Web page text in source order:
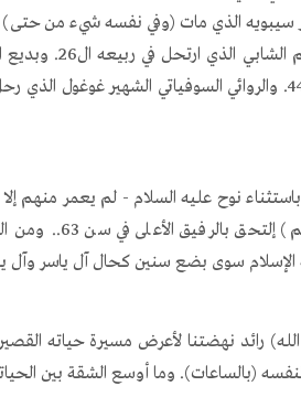
سيبويه الذي مات (وفي نفسه شيء من حتى)
ومحمد (صلى
الإسلام سوى بضع سنين كحال آل ياسر وآل
رائد نهضتنا لأعرض مسيرة حياته
(بالساعات). وما أوسع الشقة بين